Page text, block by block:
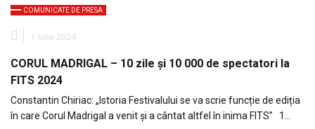
COMUNICATE DE PRESA
1 iulie 2024
CORUL MADRIGAL – 10 zile și 10 000 de spectatori la
FITS 2024
Constantin Chiriac: „Istoria Festivalului se va scrie funcție de ediția
în care Corul Madrigal a venit și a cântat altfel în inima FITS” 1…